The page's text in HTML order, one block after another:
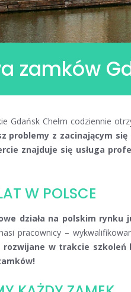
zamków
Gdańsk Chełm codziennie
problemy z zacinającym
znajduje się usługa
W POLSCE
działa na polskim rynku
pracownicy –
w trakcie szkoleń